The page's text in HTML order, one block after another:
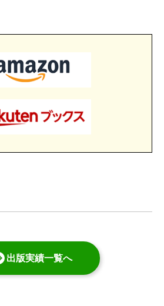
出版実績一覧へ